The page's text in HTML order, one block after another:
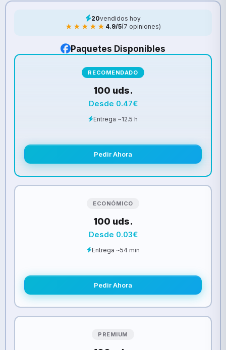
20vendidos hoy
★★★★★ 4.9/5(7 opiniones)
Paquetes Disponibles
ECONÓMICO
100 uds.
Desde 0.03€
Entrega ~54 min
Pedir Ahora
RECOMENDADO
100 uds.
Desde 0.47€
Entrega ~12.5 h
Pedir Ahora
PREMIUM